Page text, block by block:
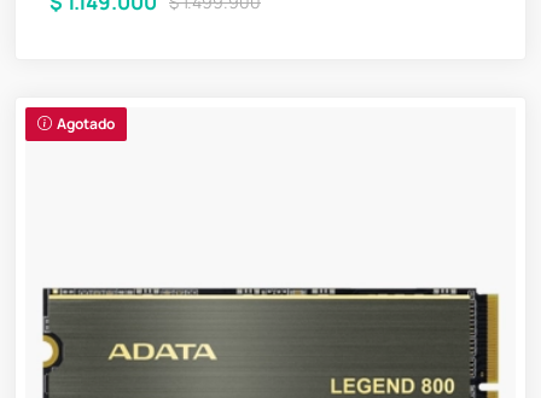
Agotado